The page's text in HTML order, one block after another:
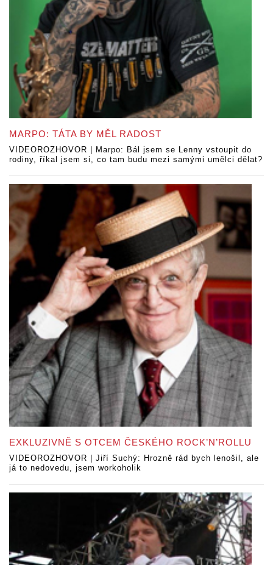
MARPO: TÁTA BY MĚL RADOST
VIDEOROZHOVOR | Marpo: Bál jsem se Lenny vstoupit do
rodiny, říkal jsem si, co tam budu mezi samými umělci dělat?
EXKLUZIVNĚ S OTCEM ČESKÉHO ROCK’N’ROLLU
VIDEOROZHOVOR | Jiří Suchý: Hrozně rád bych lenošil, ale
já to nedovedu, jsem workoholik